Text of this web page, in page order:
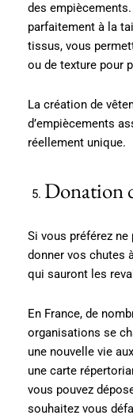
des
parfaitement à la
tissus, vous
ou de texture pour
La création de
d’empiècements
réellement unique.
Donation
Si vous préférez
donner vos chutes
qui sauront les
En France, de
organisations se
une nouvelle vie
une carte
vous pouvez
souhaitez vous